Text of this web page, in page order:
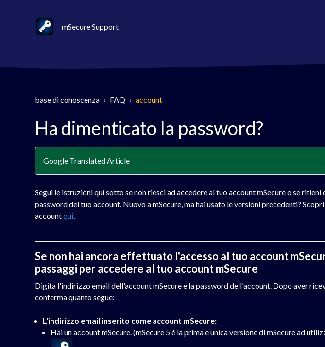
mSecure Support
base di conoscenza FAQ account
Ha dimenticato la password?
Google Translated Article
Segui le istruzioni qui sotto se non riesci ad accedere al tuo account mSecure o se
password del tuo account. Nuovo a mSecure, ma hai usato le versioni precedenti?
accountqui.
Se non hai ancora effettuato l'accesso al tuo account
passaggi per accedere al tuo account mSecure
Digita l'indirizzo email dell'account mSecure e la password dell'account. Dopo aver
conferma quanto segue:
L'indirizzo email inserito come account mSecure:
Hai un account mSecure. (mSecure 5 è la prima e unica versione di mSecure ad